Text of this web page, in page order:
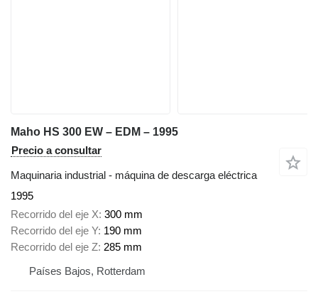
Maho HS 300 EW – EDM – 1995
Precio a consultar
Maquinaria industrial - máquina de descarga eléctrica
1995
Recorrido del eje X 300 mm
Recorrido del eje Y 190 mm
Recorrido del eje Z 285 mm
Países Bajos, Rotterdam